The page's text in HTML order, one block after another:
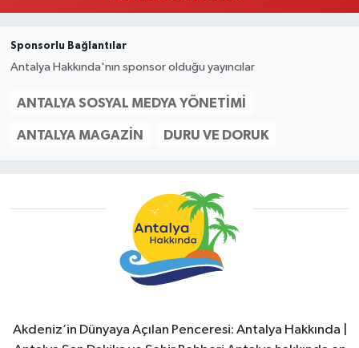
Sponsorlu Bağlantılar
Antalya Hakkında'nın sponsor olduğu yayıncılar
ANTALYA SOSYAL MEDYA YÖNETIMI
ANTALYA MAGAZIN DURU VE DORUK
Akdeniz’in Dünyaya Açılan Penceresi: Antalya Hakkında |